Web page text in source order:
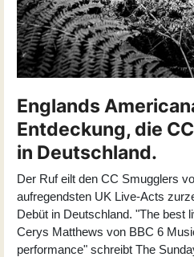
Englands
Entdeckung, die
in Deutschland.
Der Ruf eilt den CC Smugglers
aufregendsten UK Live-Acts
Debüt in Deutschland. "The best
Cerys Matthews von BBC 6
performance" schreibt The